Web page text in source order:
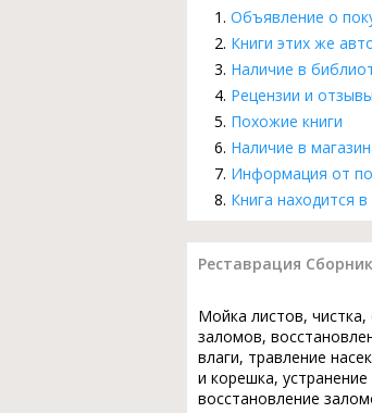
Объявление о
Книги этих же
Наличие в
Рецензии и отзывы
Похожие книги
Наличие в
Информация от
Книга находится
Реставрация
Мойка листов,
заломов,
влаги, травление
и корешка,
восстановление